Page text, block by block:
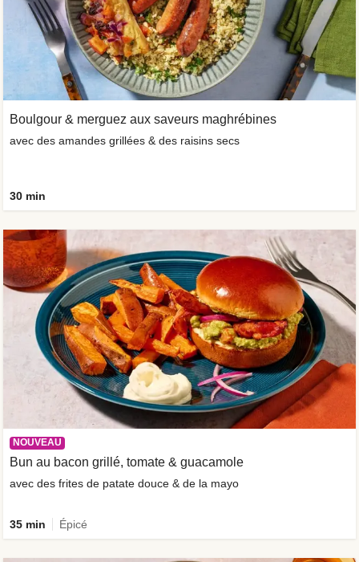
Boulgour & merguez aux saveurs maghrébines
avec des amandes grillées & des raisins secs
30 min
NOUVEAU
Bun au bacon grillé, tomate & guacamole
avec des frites de patate douce & de la mayo
35 min Épicé